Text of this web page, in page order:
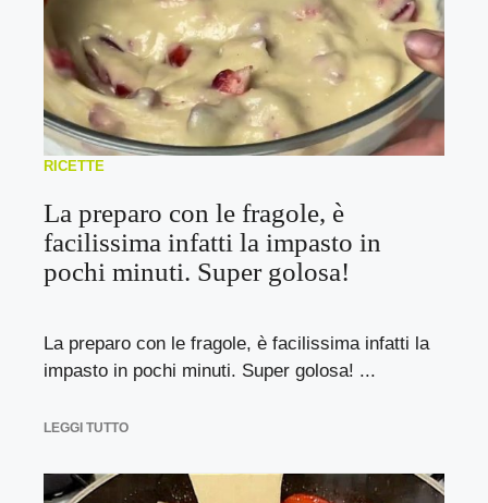
RICETTE
La preparo con le fragole, è
facilissima infatti la impasto in
pochi minuti. Super golosa!
La preparo con le fragole, è facilissima infatti la
impasto in pochi minuti. Super golosa! ...
LEGGI TUTTO